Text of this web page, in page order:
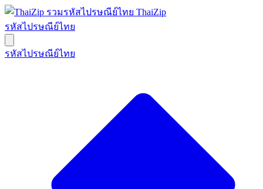
ThaiZip
รหัสไปรษณีย์ไทย
รหัสไปรษณีย์ไทย